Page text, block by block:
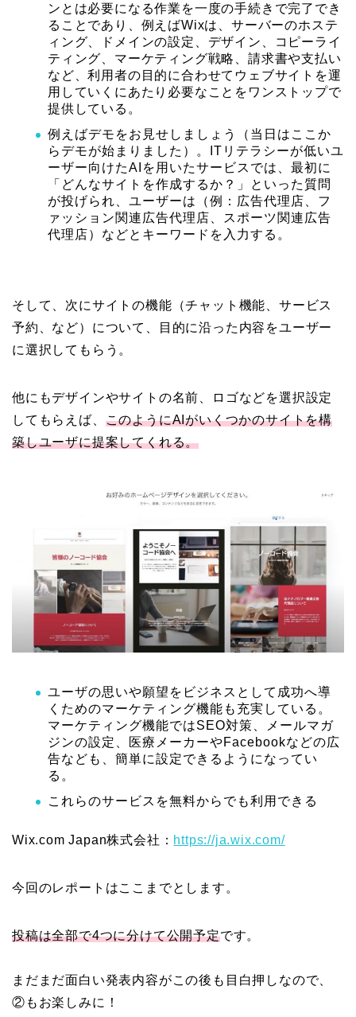
ンとは必要になる作業を一度の手続きで完了でき
ることであり、例えばWixは、サーバーのホステ
ィング、ドメインの設定、デザイン、コピーライ
ティング、マーケティング戦略、請求書や支払い
など、利用者の目的に合わせてウェブサイトを運
用していくにあたり必要なことをワンストップで
提供している。
例えばデモをお見せしましょう（当日はここか
らデモが始まりました）。ITリテラシーが低いユ
ーザー向けたAIを用いたサービスでは、最初に
「どんなサイトを作成するか？」といった質問
が投げられ、ユーザーは（例：広告代理店、フ
ァッション関連広告代理店、スポーツ関連広告
代理店）などとキーワードを入力する。
そして、次にサイトの機能（チャット機能、サービス
予約、など）について、目的に沿った内容をユーザー
に選択してもらう。
他にもデザインやサイトの名前、ロゴなどを選択設定
してもらえば、 このようにAIがいくつかのサイトを構
築しユーザに提案してくれる。
ユーザの思いや願望をビジネスとして成功へ導
くためのマーケティング機能も充実している。
マーケティング機能ではSEO対策、メールマガ
ジンの設定、医療メーカーやFacebookなどの広
告なども、簡単に設定できるようになってい
る。
これらのサービスを無料からでも利用できる
Wix.com Japan株式会社： https://ja.wix.com/
今回のレポートはここまでとします。
投稿は全部で4つに分けて公開予定です。
まだまだ面白い発表内容がこの後も目白押しなので、
②もお楽しみに！